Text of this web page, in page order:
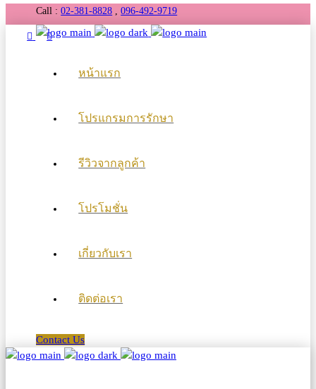
Call :02-381-8828 ,096-492-9719
หน้าแรก
โปรแกรมการรักษา
รีวิวจากลูกค้า
โปรโมชั่น
เกี่ยวกับเรา
ติดต่อเรา
Contact Us